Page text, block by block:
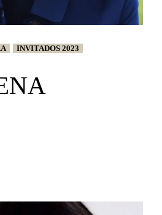
INVITADOS 2023